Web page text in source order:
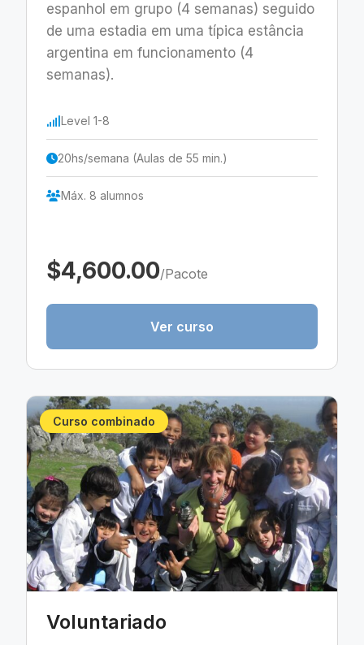
espanhol em grupo (4 semanas) seguido
de uma estadia em uma típica estância
argentina em funcionamento (4
semanas).
Level 1-8
20hs/semana (Aulas de 55 min.)
Máx. 8 alumnos
$4,600.00/Pacote
Ver curso
Curso combinado
Voluntariado